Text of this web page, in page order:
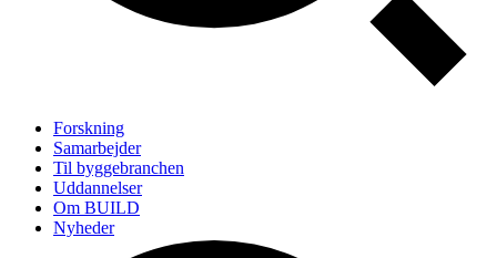
Forskning
Samarbejder
Til byggebranchen
Uddannelser
Om BUILD
Nyheder
Arrangementer